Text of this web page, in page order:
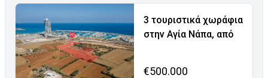
3 τουριστικά χωράφια
στην Αγία Νάπα, από
€500.000